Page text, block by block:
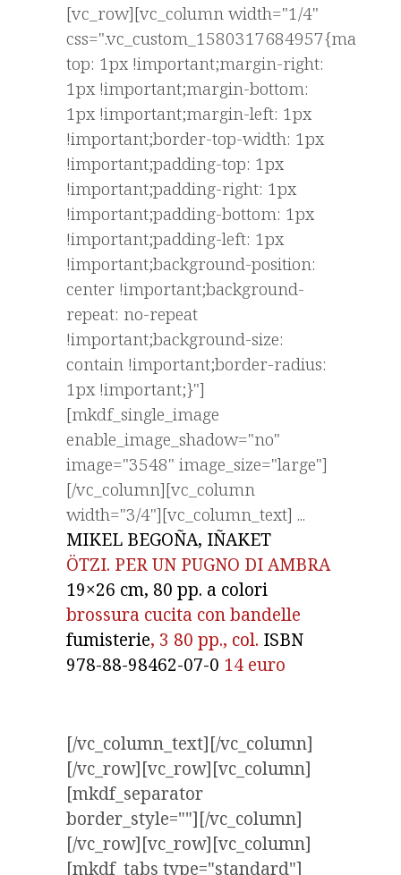
[vc_row][vc_column width="1/4"
css=".vc_custom_1580317684957{margin-
top: 1px !important;margin-right:
1px !important;margin-bottom:
1px !important;margin-left: 1px
!important;border-top-width: 1px
!important;padding-top: 1px
!important;padding-right: 1px
!important;padding-bottom: 1px
!important;padding-left: 1px
!important;background-position:
center !important;background-
repeat: no-repeat
!important;background-size:
contain !important;border-radius:
1px !important;}"]
[mkdf_single_image
enable_image_shadow="no"
image="3548" image_size="large"]
[/vc_column][vc_column
width="3/4"][vc_column_text]
MIKEL BEGOÑA, IÑAKET
ÖTZI. PER UN PUGNO DI AMBRA
19×26 cm, 80 pp. a colori
brossura cucita con bandelle
fumisterie, 3 80 pp., col. ISBN
978-88-98462-07-0 14 euro
[/vc_column_text][/vc_column]
[/vc_row][vc_row][vc_column]
[mkdf_separator
border_style=""][/vc_column]
[/vc_row][vc_row][vc_column]
[mkdf_tabs type="standard"]